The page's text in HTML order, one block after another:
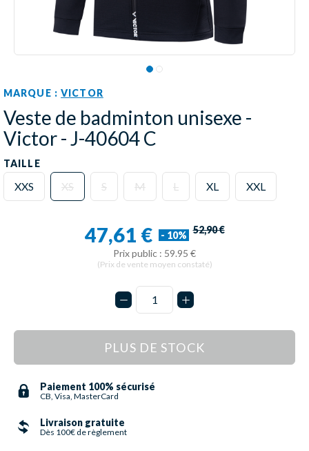
MARQUE :VICTOR
Veste de badminton unisexe -
Victor - J-40604 C
TAILLE
XXS XS S M L XL XXL
47,61 € - 10% 52,90 €
Prix public : 59.95 €
(Prix de vente moyen constaté)
PLUS DE STOCK
Paiement 100% sécurisé
CB, Visa, MasterCard
Livraison gratuite
Dès 100€ de règlement